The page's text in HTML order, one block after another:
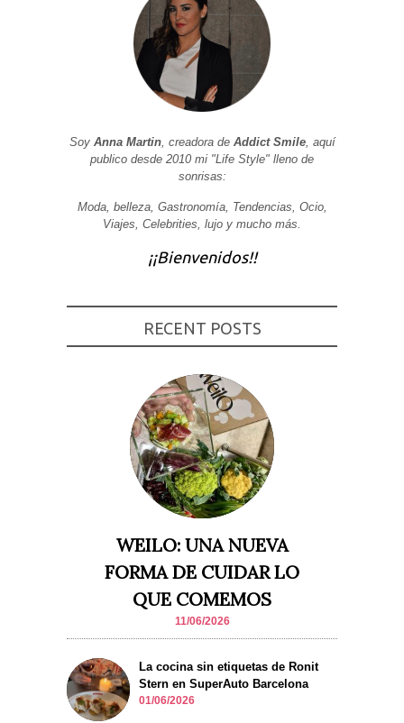
Soy Anna Martin, creadora de Addict Smile, aquí
publico desde 2010 mi "Life Style" lleno de
sonrisas:
Moda, belleza, Gastronomía, Tendencias, Ocio,
Viajes, Celebrities, lujo y mucho más.
¡¡Bienvenidos!!
RECENT POSTS
WEILO: UNA NUEVA
FORMA DE CUIDAR LO
QUE COMEMOS
11/06/2026
La cocina sin etiquetas de Ronit
Stern en SuperAuto Barcelona
01/06/2026
base a cómo
visita. Si
algunas
personalizados.